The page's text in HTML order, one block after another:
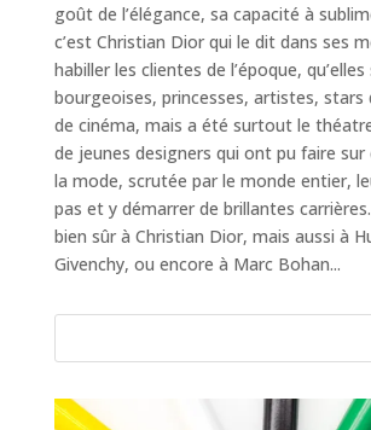
goût de l’élégance, sa capacité à
c’est Christian Dior qui le dit dans ses
habiller les clientes de l’époque,
bourgeoises, princesses, artistes,
de cinéma, mais a été surtout le
de jeunes designers qui ont pu faire
la mode, scrutée par le monde entier,
pas et y démarrer de brillantes
bien sûr à Christian Dior, mais aussi à
Givenchy, ou encore à Marc Bohan...